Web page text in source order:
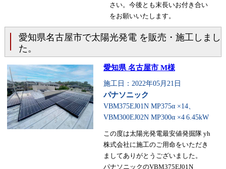
さい。今後とも末長いお付き合い
をお願いいたします。
愛知県名古屋市で太陽光発電 を販売・施工しまし
た。
愛知県 名古屋市 M様
施工日：2022年05月21日
パナソニック
VBM375EJ01N MP375α ×14、
VBM300EJ02N MP300α ×4 6.45kW
この度は太陽光発電最安値発掘隊 yh
株式会社に施工のご用命をいただき
ましてありがとうございました。
パナソニックのVBM375EJ01N